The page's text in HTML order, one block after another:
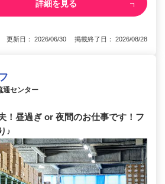
詳細を見る
更新日： 2026/06/30 掲載終了日： 2026/08/28
センター
！昼過ぎ or 夜間のお仕事です！フ
♪